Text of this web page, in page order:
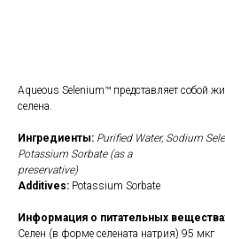
Aqueous Selenium™ представляет собой
селена.
Ингредиенты: Purified Water, Sodium
Potassium Sorbate (as a
preservative)
Additives: Potassium Sorbate
Информация о питательных
Селен (в форме селената натрия) 95 мкг